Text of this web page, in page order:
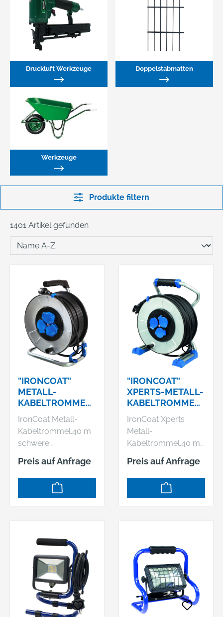
Druckluft Werkzeuge Doppelstabmatten
Werkzeuge
Produkte filtern
1401 Artikel gefunden
"IRONCOAT"
METALL-
KABELTROMMEL
285MMØ
IronCoat Metall-
Kabeltrommel.40 m
schwere
Gummischlauchleitu
ng H07RN-F 3G1,5 /
Durchmesser
Trommelkörper: 285
Trommelkörper aus
feuerverzinktem
StahlblechStoßdämp
fendes, stabiles,
verzinktes
Fußgestell,
Feststellbremse.Ergo
Preis auf Anfrage
"IRONCOAT"
XPERTS-METALL-
KABELTROMMEL
285MMØ
IronCoat Xperts
Metall-
Kabeltrommel.40 m
schwere
Gummischlauchleitu
ng H07RN-F 3G1,5 /
Durchmesser
Trommelkörper aus
feuerverzinktem
StahlblechStoßdämp
fendes, massives
Doppelrohrgestell
mit Schutzfüßen,
Preis auf Anfrage